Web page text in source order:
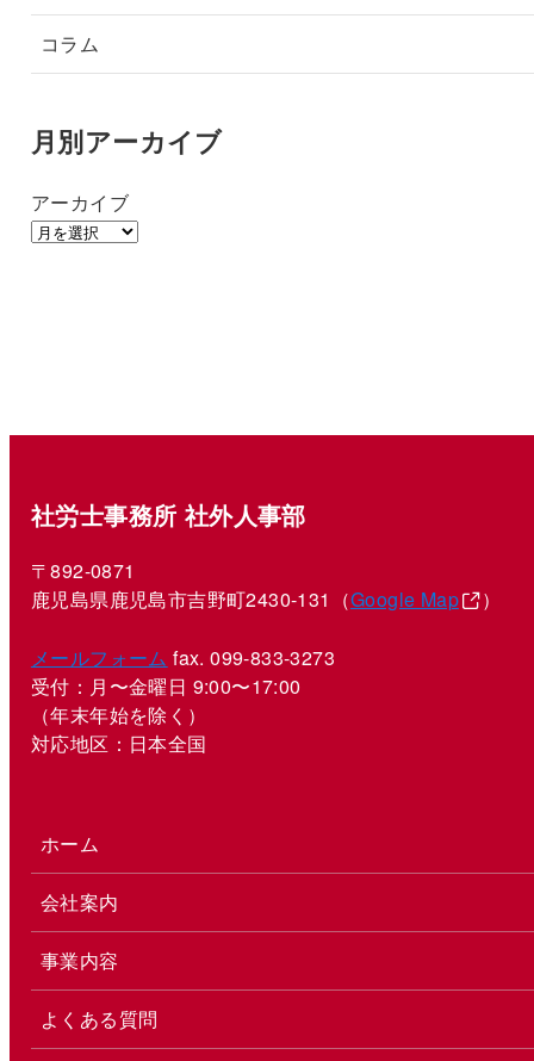
コラム
月別アーカイブ
アーカイブ
社労士事務所 社外人事部
〒892-0871
鹿児島県鹿児島市吉野町2430-131（Google Map ）
メールフォーム fax. 099-833-3273
受付：月〜金曜日 9:00〜17:00
（年末年始を除く）
対応地区：日本全国
ホーム
会社案内
事業内容
よくある質問